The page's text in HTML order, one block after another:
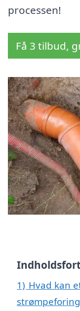
processen!
Få 3 tilbud,
1) Hvad kan